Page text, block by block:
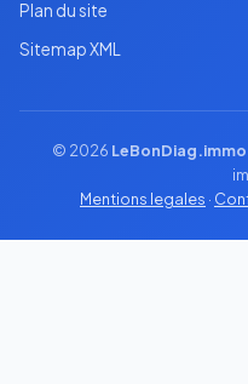
Plan du site
Sitemap XML
© 2026 LeBonDiag.immo
Mentions legales ·